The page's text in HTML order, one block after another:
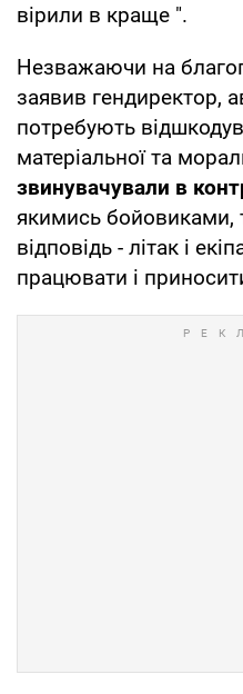
вірили в краще ".
Незважаючи на
заявив гендиректор,
потребують
матеріальної та
звинувачували в
якимись бойовиками,
відповідь - літак і
працювати і